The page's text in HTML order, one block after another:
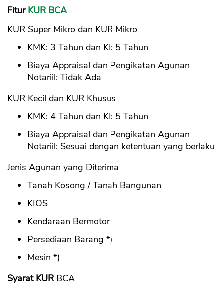
Fitur KUR BCA
KUR Super Mikro dan KUR Mikro
KMK: 3 Tahun dan KI: 5 Tahun
Biaya Appraisal dan Pengikatan Agunan
Notariil: Tidak Ada
KUR Kecil dan KUR Khusus
KMK: 4 Tahun dan KI: 5 Tahun
Biaya Appraisal dan Pengikatan Agunan
Notariil: Sesuai dengan ketentuan yang berlaku
Jenis Agunan yang Diterima
Tanah Kosong / Tanah Bangunan
KIOS
Kendaraan Bermotor
Persediaan Barang *)
Mesin *)
Syarat KUR BCA